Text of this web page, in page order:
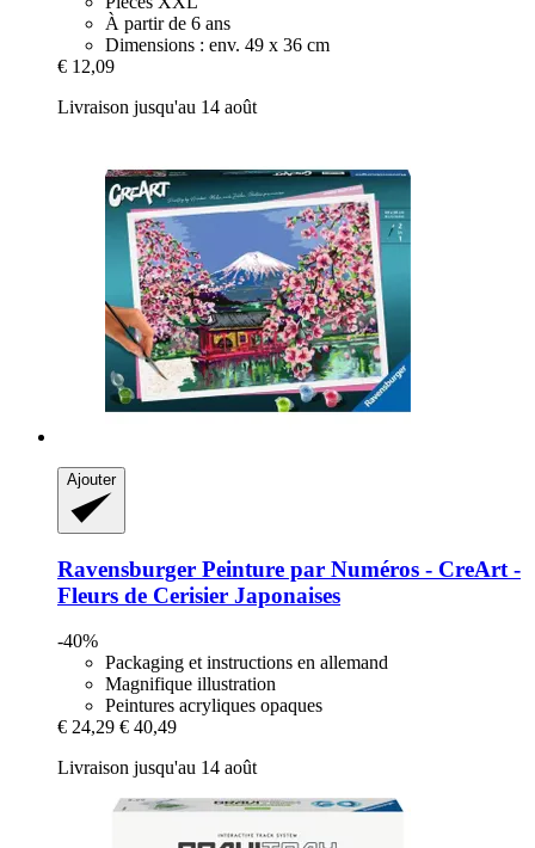
À partir de 6 ans
Dimensions : env. 49 x 36 cm
€ 12,09
Livraison jusqu'au 14 août
Ajouter
Ravensburger Peinture par Numéros -​ CreArt -​
Fleurs de Cerisier Japonaises
-40%
Packaging et instructions en allemand
Magnifique illustration
Peintures acryliques opaques
€ 24,29 € 40,49
Livraison jusqu'au 14 août